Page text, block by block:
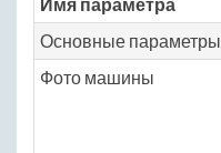
Основные параметры
Фото машины